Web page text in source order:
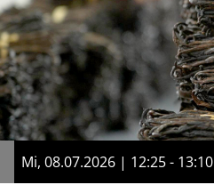
Mi, 08.07.2026 | 12:25 - 13:10